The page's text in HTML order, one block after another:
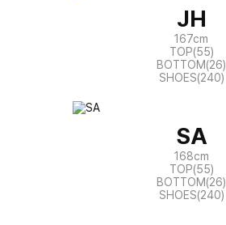
JH
167cm
TOP(55)
BOTTOM(26)
SHOES(240)
SA
168cm
TOP(55)
BOTTOM(26)
SHOES(240)